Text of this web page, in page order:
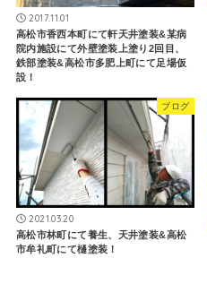
2017.11.01
高松市香西本町にて軒天井塗装&某病
院内施設にて外壁塗装上塗り2回目、
鉄部塗装&高松市多肥上町にて足場仮
設！
ブログ
2021.03.20
高松市林町にて養生、天井塗装&高松
市牟礼町にて樋塗装！